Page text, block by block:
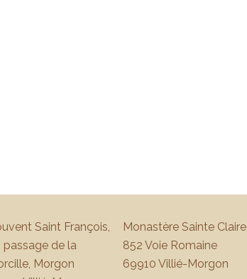
Saint François,
passage de la
Morgon
Monastère Sainte Claire
852 Voie Romaine
69910 Villié-Morgon